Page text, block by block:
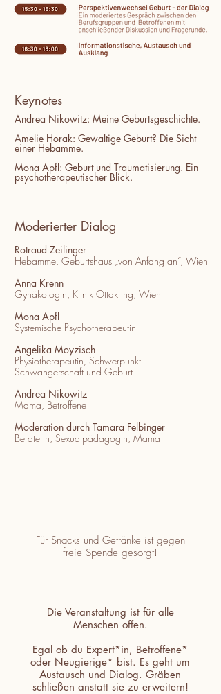
Keynotes
Andrea Nikowitz: Meine Geburtsgeschichte.
Amelie Horak: Gewaltige Geburt? Die Sicht
einer Hebamme.
Mona Apfl: Geburt und Traumatisierung. Ein
psychotherapeutischer Blick.
Moderierter Dialog
Rotraud Zeilinger
Hebamme, Geburtshaus „von Anfang an“, Wien
Anna Krenn
Gynäkologin, Klinik Ottakring, Wien
Mona Apfl
Systemische Psychotherapeutin
Angelika Moyzisch
Physiotherapeutin, Schwerpunkt
Schwangerschaft und Geburt
Andrea Nikowitz
Mama, Betroffene
Moderation durch Tamara Felbinger
Beraterin, Sexualpädagogin, Mama
Für Snacks und Getränke ist gegen
freie Spende gesorgt!
Die Veranstaltung ist für alle
Menschen offen.
Egal ob du Expert*in, Betroffene*
oder Neugierige* bist. Es geht um
Austausch und Dialog. Gräben
schließen anstatt sie zu erweitern!